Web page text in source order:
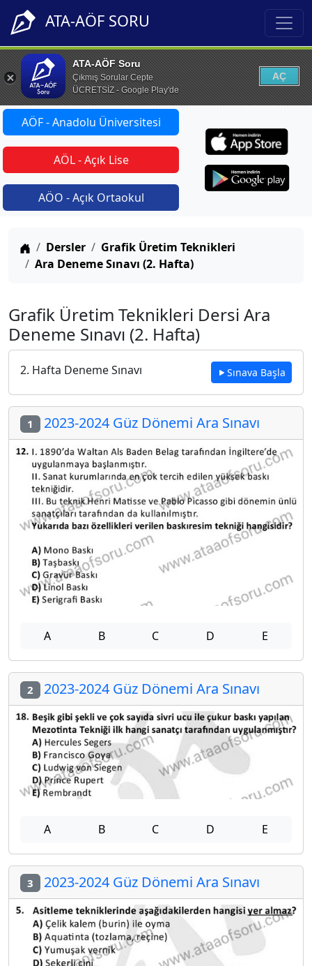
ATA-AÖF SORU
ATA-AÖF Soru
Çıkmış Sorular Cepte
ÜCRETSİZ - Google Play'de
AÇ
AÖF - Anadolu Üniversitesi
AÖL - Açık Lise
AÖO - Açık Ortaokul
Anasayfa
Dersler
Grafik Üretim Teknikleri
Ara Deneme Sınavı (2. Hafta)
Grafik Üretim Teknikleri Dersi Ara
Deneme Sınavı (2. Hafta)
2. Hafta Deneme Sınavı Sınava Başla
1 2023-2024 Güz Dönemi Ara Sınavı
A B C D E
2 2023-2024 Güz Dönemi Ara Sınavı
A B C D E
3 2023-2024 Güz Dönemi Ara Sınavı